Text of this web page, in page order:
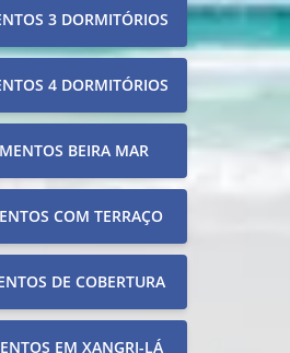
3 DORMITÓRIOS
4 DORMITÓRIOS
BEIRA MAR
COM TERRAÇO
DE COBERTURA
EM XANGRI-LÁ